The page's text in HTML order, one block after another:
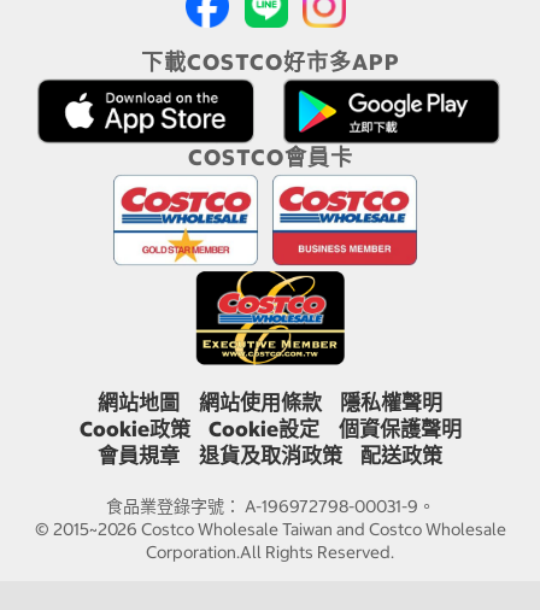
下載COSTCO好市多APP
COSTCO會員卡
網站地圖 網站使用條款
隱私權聲明
Cookie政策
Cookie設定
個資保護聲明
會員規章
退貨及取消政策 配送政策
食品業登錄字號： A-196972798-00031-9。
© 2015~2026 Costco Wholesale Taiwan and Costco Wholesale
Corporation.All Rights Reserved.